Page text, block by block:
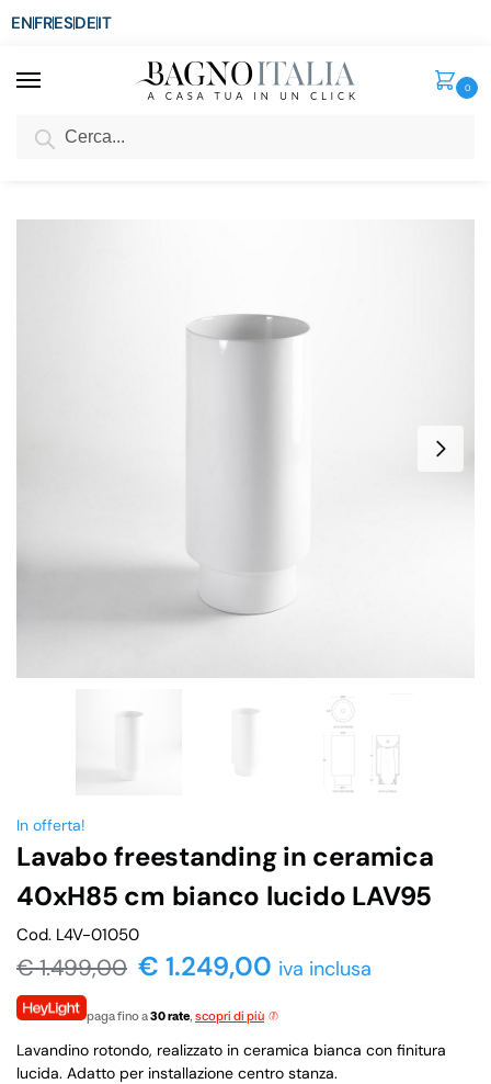
ENFRESDEIT
0
SCONTO del 3%
In offerta!
Lavabo freestanding in ceramica
40xH85 cm bianco lucido LAV95
Cod. L4V-01050
€1.499,00 € 1.249,00 iva inclusa
paga fino a30 rate, scopri di più
Lavandino rotondo, realizzato in ceramica bianca con finitura
lucida. Adatto per installazione centro stanza.